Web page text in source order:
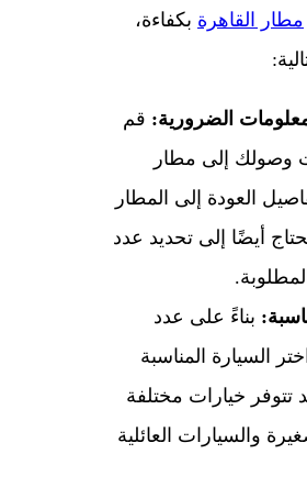
مطار القاهرة بكفاءة،
الضرورية: قم
وصولك إلى مطار
العودة إلى المطار
أيضًا إلى تحديد عدد
بناءً على عدد
السيارة المناسبة
تتوفر خيارات مختلفة
والسيارات العائلية